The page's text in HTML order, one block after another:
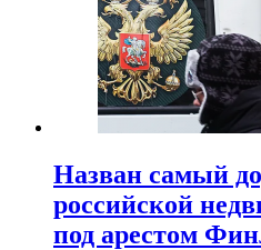
Назван самый
российской
под арестом